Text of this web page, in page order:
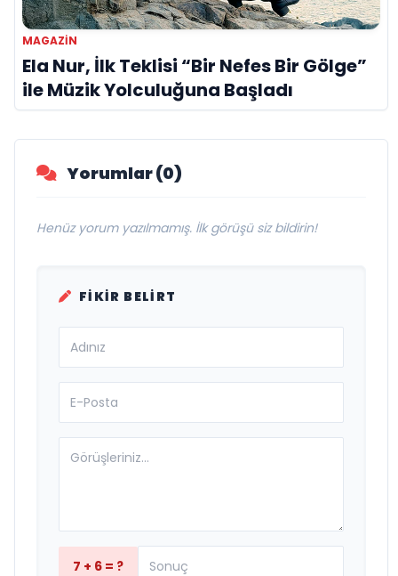
MAGAZİN
Ela Nur, İlk Teklisi “Bir Nefes Bir Gölge”
ile Müzik Yolculuğuna Başladı
Yorumlar (0)
Henüz yorum yazılmamış. İlk görüşü siz bildirin!
FIKIR BELIRT
7 + 6 = ?